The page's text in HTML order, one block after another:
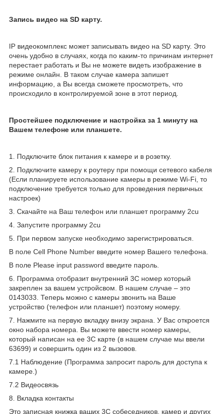
Запись видео на SD карту.
IP видеокомплекс может записывать видео на SD карту. Это
очень удобно в случаях, когда по каким-то причинам интернет
перестает работать и Вы не можете видеть изображение в
режиме онлайн. В таком случае камера запишет
информацию, а Вы всегда сможете просмотреть, что
происходило в контролируемой зоне в этот период.
Простейшее подключение и настройка за 1 минуту на
Вашем телефоне или планшете.
1. Подключите блок питания к камере и в розетку.
2. Подключите камеру к роутеру при помощи сетевого кабеля
(Если планируете использование камеры в режиме Wi-Fi, то
подключение требуется только для проведения первичных
настроек)
3. Скачайте на Ваш телефон или планшет программу 2cu
4. Запустите программу 2cu
5. При первом запуске необходимо зарегистрироваться.
В поле Cell Phone Number введите номер Вашего телефона.
В поле Please input password введите пароль.
6. Программа отобразит внутренний 3С номер который
закреплен за вашем устройсвом. В нашем случае – это
0143033. Теперь можно с камеры звонить на Ваше
устройство (телефон или планшет) поэтому номеру.
7. Нажмите на первую вкладку внизу экрана. У Вас откроется
окно набора номера. Вы можете ввести номер камеры,
который написан на ее 3С карте (в нашем случае мы ввели
63699) и совершить один из 2 вызовов.
7.1 Наблюдение (Программа запросит пароль для доступа к
камере.)
7.2 Видеосвязь
8. Вкладка контакты
Это записная книжка ваших 3C собеседников, камер и других